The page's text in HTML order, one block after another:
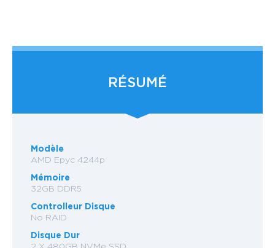
RÉSUMÉ
Modèle
AMD Epyc 4244p
Mémoire
32GB DDR5
Controlleur Disque
No RAID
Disque Dur
2 X 480GB NVMe SSD